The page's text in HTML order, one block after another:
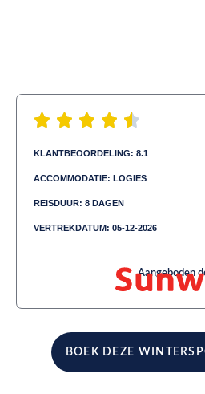
KLANTBEOORDELING: 8.1
ACCOMMODATIE: LOGIES
REISDUUR: 8 DAGEN
VERTREKDATUM: 05-12-2026
Aangeboden
BOEK DEZE